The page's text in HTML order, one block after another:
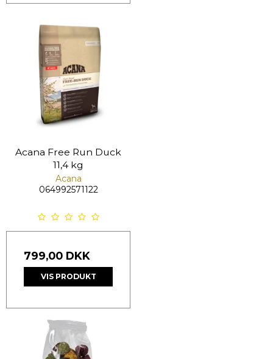
Acana Free Run Duck
11,4 kg
Acana
064992571122
799,00 DKK
VIS PRODUKT